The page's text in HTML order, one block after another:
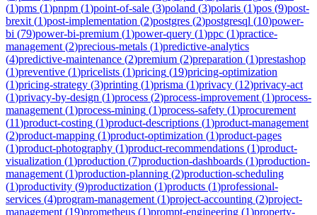
(1)pms (1)pnpm (1)point-of-sale (3)poland (3)polaris (1)pos (9)post-
brexit (1)post-implementation (2)postgres (2)postgresql (10)power-
bi (79)power-bi-premium (1)power-query (1)ppc (1)practice-
management (2)precious-metals (1)predictive-analytics
(4)predictive-maintenance (2)premium (2)preparation (1)prestashop
(1)preventive (1)pricelists (1)pricing (19)pricing-optimization
(1)pricing-strategy (3)printing (1)prisma (1)privacy (12)privacy-act
(1)privacy-by-design (1)process (2)process-improvement (1)process-
management (1)process-mining (1)process-safety (1)procurement
(11)product-costing (1)product-descriptions (1)product-management
(2)product-mapping (1)product-optimization (1)product-pages
(1)product-photography (1)product-recommendations (1)product-
visualization (1)production (7)production-dashboards (1)production-
management (1)production-planning (2)production-scheduling
(1)productivity (9)productization (1)products (1)professional-
services (4)program-management (1)project-accounting (2)project-
management (19)prometheus (1)prompt-engineering (1)property-